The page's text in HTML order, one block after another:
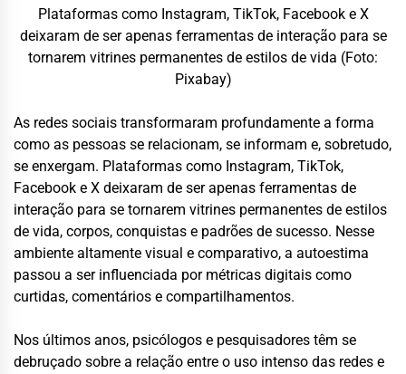
Plataformas como Instagram, TikTok, Facebook e X
deixaram de ser apenas ferramentas de interação para se
tornarem vitrines permanentes de estilos de vida (Foto:
Pixabay)
As redes sociais transformaram profundamente a forma
como as pessoas se relacionam, se informam e, sobretudo,
se enxergam. Plataformas como Instagram, TikTok,
Facebook e X deixaram de ser apenas ferramentas de
interação para se tornarem vitrines permanentes de estilos
de vida, corpos, conquistas e padrões de sucesso. Nesse
ambiente altamente visual e comparativo, a autoestima
passou a ser influenciada por métricas digitais como
curtidas, comentários e compartilhamentos.
Nos últimos anos, psicólogos e pesquisadores têm se
debruçado sobre a relação entre o uso intenso das redes e